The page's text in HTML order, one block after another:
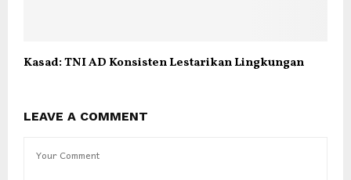
Kasad: TNI AD Konsisten Lestarikan Lingkungan
LEAVE A COMMENT